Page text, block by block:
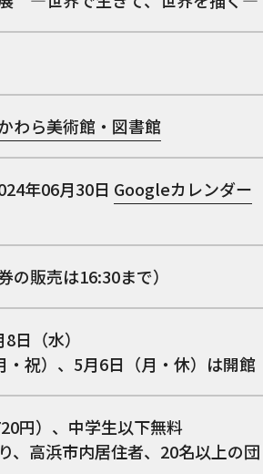
わら美術館・図書館
年06月30日 Googleカレンダー
の販売は16:30まで）
日（水）
祝）、5月6日（月・休）は開館
円）、中学生以下無料
高浜市内居住者、20名以上の団